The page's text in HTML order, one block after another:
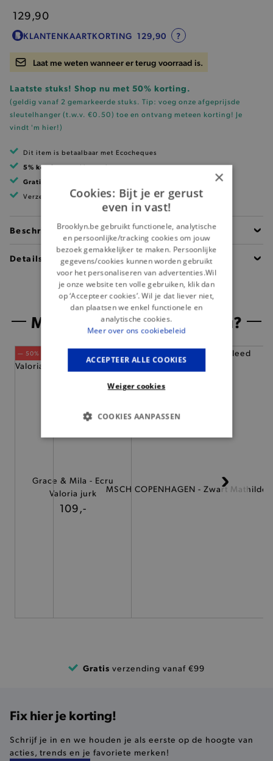
129,90
KLANTENKAARTKORTING 129,90 ?
Laat me weten wanneer er terug voorraad is.
Laatste stuks! Shop nu met 50% korting.
(geldig vanaf 2 gemarkeerde stuks. Tip: voeg onze afgeprijsde
sleutelhanger (t.w.v. €0.50) toe en ontvang meteen korting! Je
vindt 'm hier!)
Dit item is betaalbaar met Ecocheques
5% kortingmet klantenkaart
Gratis verzending
Verzending binnen 1 à 2 werkdagen
Beschrijving
Details
Misschien is dit iets voor jou?
— 50% *
Grace & Mila - Ecru
Valoria jurk
109,-
MSCH COPENHAGEN - Zwart Mathilde
Gratis verzending vanaf €99
Fix hier je korting!
Schrijf je in en we houden je als eerste op de hoogte van
acties, trends en je favoriete merken!
×
Cookies: Bijt je er gerust
even in vast!
Brooklyn.be gebruikt functionele, analytische
en persoonlijke/tracking cookies om jouw
bezoek gemakkelijker te maken. Persoonlijke
gegevens/cookies kunnen worden gebruikt
voor het personaliseren van advertenties.Wil
je onze website ten volle gebruiken, klik dan
op ‘Accepteer cookies’. Wil je dat liever niet,
dan plaatsen we enkel functionele en
analytische cookies.
Meer over ons cookiebeleid
ACCEPTEER ALLE COOKIES
Weiger cookies
COOKIES AANPASSEN
BASIS COOKIES
TARGETING
buikjes algemene bezoekersinformatie, maar
niet jouw identiteit.
product-added-modal